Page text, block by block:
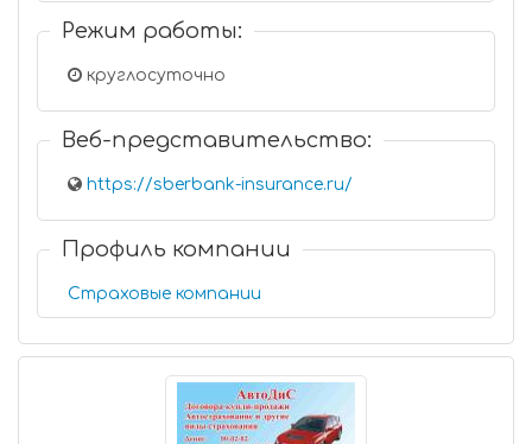
Режим работы:
круглосуточно
Веб-представительство:
https://sberbank-insurance.ru/
Профиль компании
Страховые компании